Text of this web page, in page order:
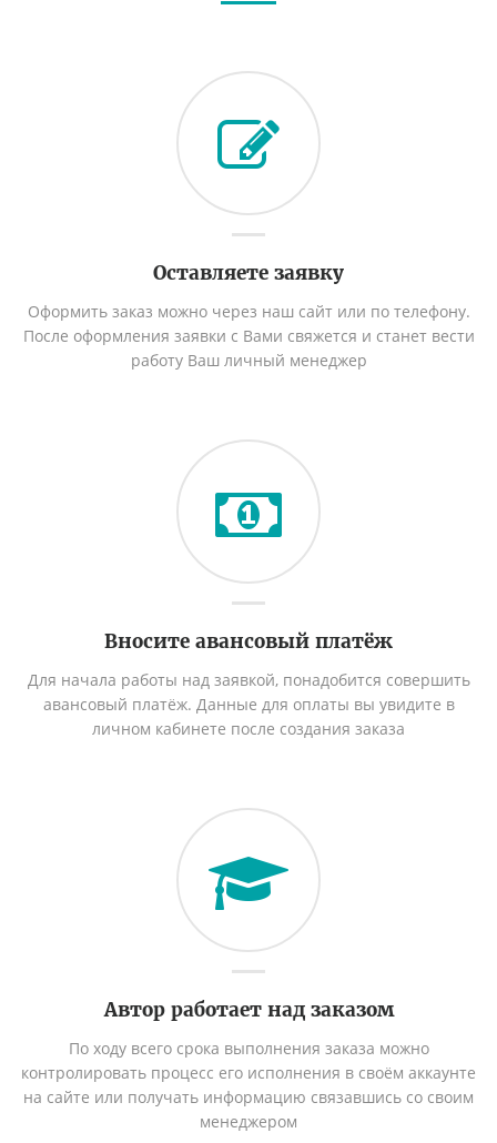
Оставляете заявку
Оформить заказ можно через наш сайт или по телефону.
После оформления заявки с Вами свяжется и станет вести
работу Ваш личный менеджер
Вносите авансовый платёж
Для начала работы над заявкой, понадобится совершить
авансовый платёж. Данные для оплаты вы увидите в
личном кабинете после создания заказа
Автор работает над заказом
По ходу всего срока выполнения заказа можно
контролировать процесс его исполнения в своём аккаунте
на сайте или получать информацию связавшись со своим
менеджером